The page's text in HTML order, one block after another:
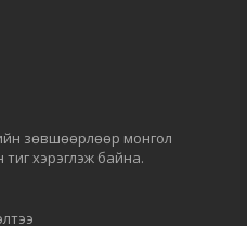
зөвшөөрлөөр монгол
тиг хэрэглэж байна.